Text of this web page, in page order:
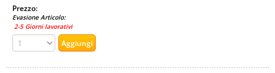
Prezzo:
Evasione Articolo:
2-5 Giorni lavorativi